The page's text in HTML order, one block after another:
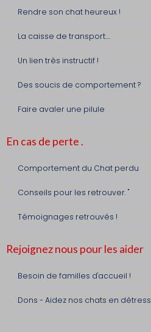
Rendre son chat heureux !
La caisse de transport....
Un lien très instructif !
Des soucis de comportement ?
Faire avaler une pilule
En cas de perte .
Comportement du Chat perdu
Conseils pour les retrouver. "
Témoignages retrouvés !
Rejoignez nous pour les aider
Besoin de familles d'accueil !
Dons - Aidez nos chats en